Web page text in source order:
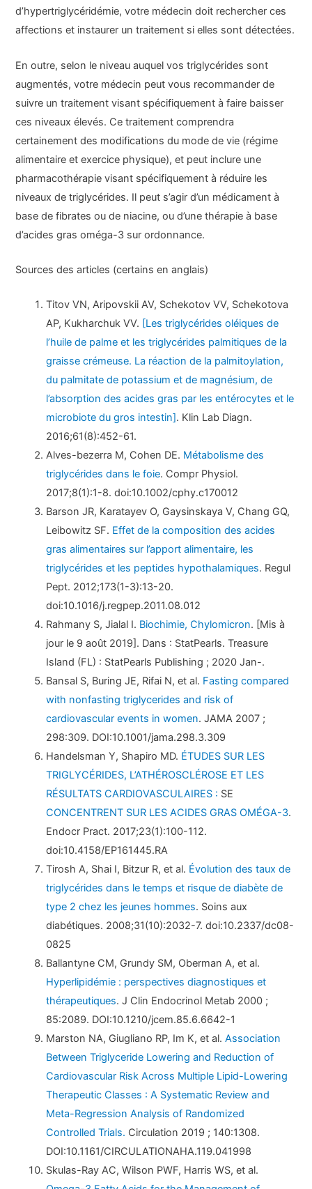
d’hypertriglycéridémie, votre médecin doit rechercher ces
affections et instaurer un traitement si elles sont détectées.
En outre, selon le niveau auquel vos triglycérides sont
augmentés, votre médecin peut vous recommander de
suivre un traitement visant spécifiquement à faire baisser
ces niveaux élevés. Ce traitement comprendra
certainement des modifications du mode de vie (régime
alimentaire et exercice physique), et peut inclure une
pharmacothérapie visant spécifiquement à réduire les
niveaux de triglycérides. Il peut s’agir d’un médicament à
base de fibrates ou de niacine, ou d’une thérapie à base
d’acides gras oméga-3 sur ordonnance.
Sources des articles (certains en anglais)
Titov VN, Aripovskii AV, Schekotov VV, Schekotova
AP, Kukharchuk VV. [Les triglycérides oléiques de
l’huile de palme et les triglycérides palmitiques de la
graisse crémeuse. La réaction de la palmitoylation,
du palmitate de potassium et de magnésium, de
l’absorption des acides gras par les entérocytes et le
microbiote du gros intestin]. Klin Lab Diagn.
2016;61(8):452-61.
Alves-bezerra M, Cohen DE. Métabolisme des
triglycérides dans le foie. Compr Physiol.
2017;8(1):1-8. doi:10.1002/cphy.c170012
Barson JR, Karatayev O, Gaysinskaya V, Chang GQ,
Leibowitz SF. Effet de la composition des acides
gras alimentaires sur l’apport alimentaire, les
triglycérides et les peptides hypothalamiques. Regul
Pept. 2012;173(1-3):13-20.
doi:10.1016/j.regpep.2011.08.012
Rahmany S, Jialal I. Biochimie, Chylomicron. [Mis à
jour le 9 août 2019]. Dans : StatPearls. Treasure
Island (FL) : StatPearls Publishing ; 2020 Jan-.
Bansal S, Buring JE, Rifai N, et al. Fasting compared
with nonfasting triglycerides and risk of
cardiovascular events in women. JAMA 2007 ;
298:309. DOI:10.1001/jama.298.3.309
Handelsman Y, Shapiro MD. ÉTUDES SUR LES
TRIGLYCÉRIDES, L’ATHÉROSCLÉROSE ET LES
RÉSULTATS CARDIOVASCULAIRES : SE
CONCENTRENT SUR LES ACIDES GRAS OMÉGA-3.
Endocr Pract. 2017;23(1):100-112.
doi:10.4158/EP161445.RA
Tirosh A, Shai I, Bitzur R, et al. Évolution des taux de
triglycérides dans le temps et risque de diabète de
type 2 chez les jeunes hommes. Soins aux
diabétiques. 2008;31(10):2032-7. doi:10.2337/dc08-
0825
Ballantyne CM, Grundy SM, Oberman A, et al.
Hyperlipidémie : perspectives diagnostiques et
thérapeutiques. J Clin Endocrinol Metab 2000 ;
85:2089. DOI:10.1210/jcem.85.6.6642-1
Marston NA, Giugliano RP, Im K, et al.Association
Between Triglyceride Lowering and Reduction of
Cardiovascular Risk Across Multiple Lipid-Lowering
Therapeutic Classes : A Systematic Review and
Meta-Regression Analysis of Randomized
Controlled Trials. Circulation 2019 ; 140:1308.
DOI:10.1161/CIRCULATIONAHA.119.041998
Skulas-Ray AC, Wilson PWF, Harris WS, et al.